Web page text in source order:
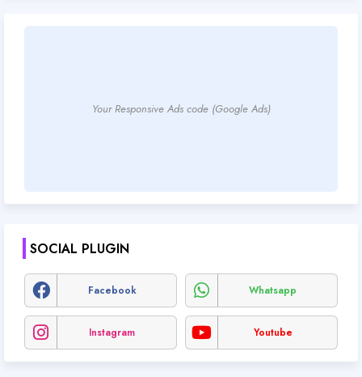
Your Responsive Ads code (Google Ads)
SOCIAL PLUGIN
Facebook Whatsapp
Instagram Youtube